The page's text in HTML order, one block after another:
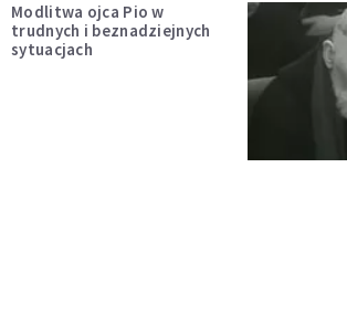
Modlitwa ojca Pio w
trudnych i beznadziejnych
sytuacjach